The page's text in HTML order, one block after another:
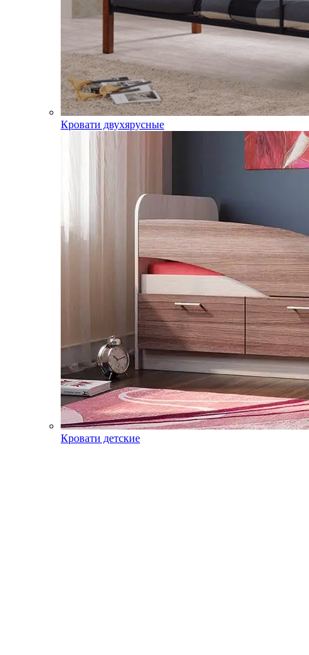
Кровати двухярусные
Кровати детские